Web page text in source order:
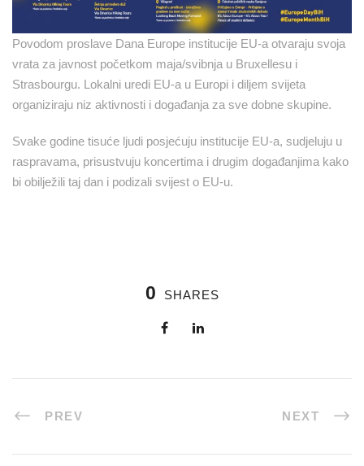
Povodom proslave Dana Europe institucije EU-a otvaraju svoja
vrata za javnost početkom maja/svibnja u Bruxellesu i
Strasbourgu. Lokalni uredi EU-a u Europi i diljem svijeta
organiziraju niz aktivnosti i događanja za sve dobne skupine.
Svake godine tisuće ljudi posjećuju institucije EU-a, sudjeluju u
raspravama, prisustvuju koncertima i drugim događanjima kako
bi obilježili taj dan i podizali svijest o EU-u.
0 SHARES
PREV NEXT